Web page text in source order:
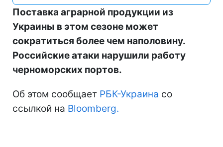
Поставка аграрной продукции из
Украины в этом сезоне может
сократиться более чем наполовину.
Российские атаки нарушили работу
черноморских портов.
Об этом сообщает РБК-Украина со
ссылкой на Bloomberg.